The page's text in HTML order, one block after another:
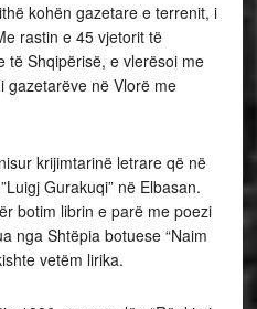
kohën gazetare e terrenit, i
rastin e 45 vjetorit të
të Shqipërisë, e vlerësoi me
gazetarëve në Vlorë me
krijimtarinë letrare që në
Gurakuqi” në Elbasan.
botim librin e parë me poezi
nga Shtëpia botuese “Naim
vetëm lirika.